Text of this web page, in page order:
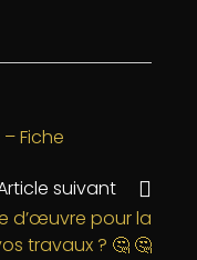
Fiche
suivant
d’œuvre pour la
travaux ? 🤔 🤔